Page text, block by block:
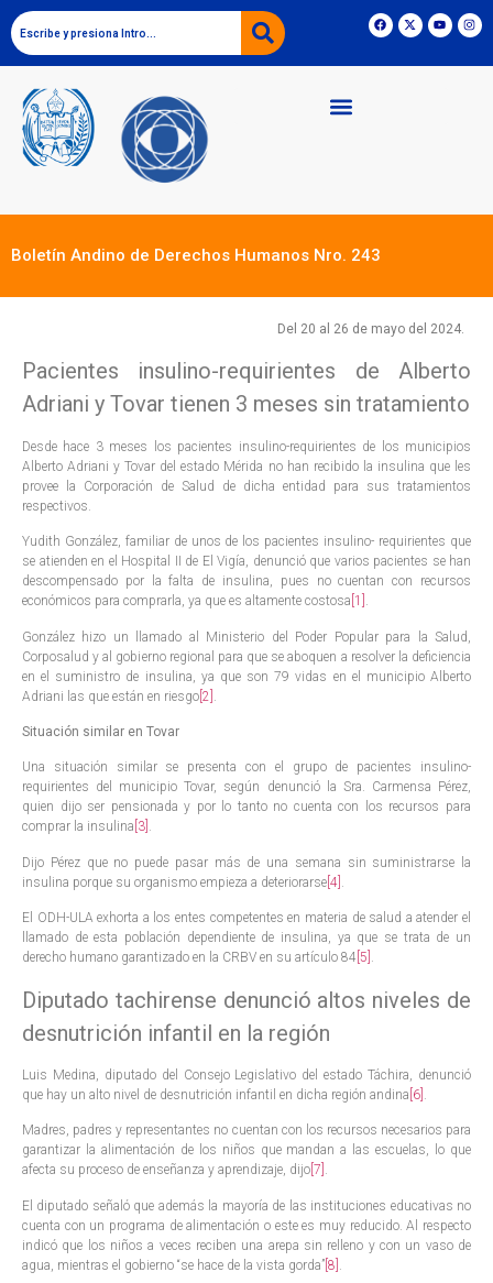
Boletín Andino de Derechos Humanos Nro. 243
Del 20 al 26 de mayo de 2024.
Pacientes insulino-requirientes de Alberto
Adriani y Tovar tienen 3 meses sin tratamiento
Desde hace 3 meses los pacientes insulino-requirientes de los municipios
Alberto Adriani y Tovar del estado Mérida no han recibido la insulina que les
provee la Corporación de Salud de dicha entidad para sus tratamientos
respectivos.
Yudith González, familiar de unos de los pacientes insulino- requirientes que
se atienden en el Hospital II de El Vigía, denunció que varios pacientes se han
descompensado por la falta de insulina, pues no cuentan con recursos
económicos para comprarla, ya que es altamente costosa [1] .
González hizo un llamado al Ministerio del Poder Popular para la Salud,
Corposalud y al gobierno regional para que se aboquen a resolver la deficiencia
en el suministro de insulina, ya que son 79 vidas en el municipio Alberto
Adriani las que están en riesgo [2]
Situación similar en Tovar
Una situación similar se presenta con el grupo de pacientes insulino-
requirientes del municipio Tovar, según denunció la Sra. Carmensa Pérez,
quien dijo ser pensionada y por lo tanto no cuenta con los recursos para
comprar la insulina [3] .
Dijo Pérez que no puede pasar más de una semana sin suministrarse la
insulina porque su organismo empieza a deteriorarse [4]
El ODH-ULA exhorta a los entes competentes en materia de salud a atender el
llamado de esta población dependiente de insulina, ya que se trata de un
derecho humano garantizado en la CRBV en su artículo 84 [5] .
Diputado tachirense denunció altos niveles de
desnutrición infantil en la región
Luis Medina, diputado del Consejo Legislativo del estado Táchira, denunció
que hay un alto nivel de desnutrición infantil en dicha región andina [6] .
Madres, padres y representantes no cuentan con los recursos necesarios para
garantizar la alimentación de los niños que mandan a las escuelas, lo que
afecta su proceso de enseñanza y aprendizaje, dijo [7] .
El diputado señaló que además la mayoría de las instituciones educativas no
cuenta con un programa de alimentación o este es muy reducido. Al respecto
indicó que los niños a veces reciben una arepa sin relleno y con un vaso de
agua, mientras el gobierno “se hace de la vista gorda” [8]